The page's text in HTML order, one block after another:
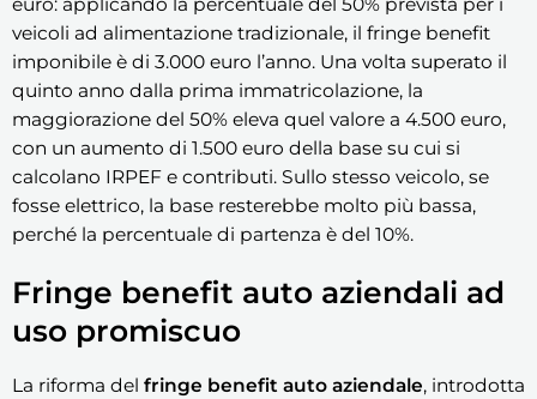
veicoli ad alimentazione tradizionale, il fringe benefit
imponibile è di 3.000 euro l’anno. Una volta superato il
quinto anno dalla prima immatricolazione, la
maggiorazione del 50% eleva quel valore a 4.500 euro,
con un aumento di 1.500 euro della base su cui si
calcolano IRPEF e contributi. Sullo stesso veicolo, se
fosse elettrico, la base resterebbe molto più bassa,
perché la percentuale di partenza è del 10%.
Fringe benefit auto aziendali ad
uso promiscuo
La riforma del fringe benefit auto aziendale, introdotta